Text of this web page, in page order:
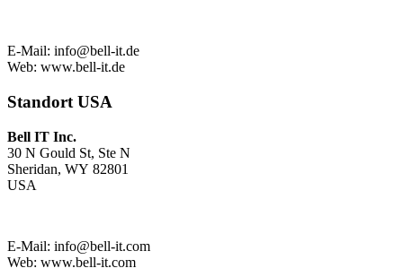
E-Mail: info@bell-it.de
Web: www.bell-it.de
Standort USA
Bell IT Inc.
30 N Gould St, Ste N
Sheridan, WY 82801
USA
E-Mail: info@bell-it.com
Web: www.bell-it.com